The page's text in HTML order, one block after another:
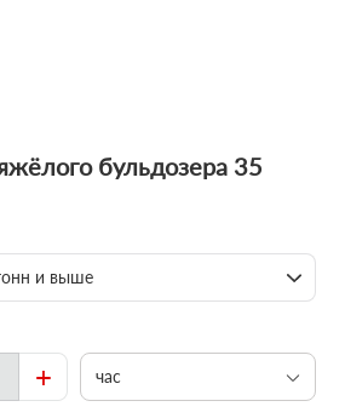
бульдозера 35
и выше
+ час